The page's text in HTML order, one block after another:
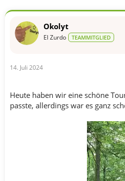
s
e
r
s
e
l
Okolyt
El Zurdo TEAMMITGLIED
14. Juli 2024
Heute haben wir eine schöne
passte, allerdings war es ganz